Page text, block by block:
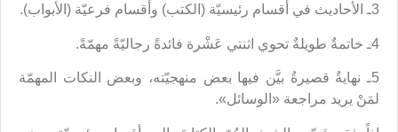
3ـ الأحاديث في أقسام رئيسيّة (الكتب) وأقسام فرعيّة (الأبواب).
4ـ خاتمةٌ طويلةٌ تحوي اثنتي عَشْرة فائدةً رجاليّةً مهمّةً.
5ـ نهايةٌ قصيرةٌ بيَّن فيها بعض منهجيّته، وبعض النكات المهمّة
لمَنْ يريد مراجعة «الوسائل».